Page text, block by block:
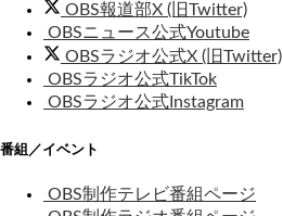
OBS報道部X (旧Twitter)
OBSニュース公式Youtube
OBSラジオ公式X (旧Twitter)
OBSラジオ公式TikTok
OBSラジオ公式Instagram
番組／イベント
OBS制作テレビ番組ページ